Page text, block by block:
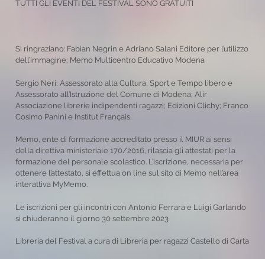
TUTTI GLI EVENTI DEL FESTIVAL SONO GRATUITI
Si ringraziano: Fabian Negrin e Adriano Salani Editore per l’utilizzo
dell’immagine; Memo Multicentro Educativo Modena
Sergio Neri; Assessorato alla Cultura, Sport e Tempo libero e
Assessorato all’Istruzione del Comune di Modena; Alir
Associazione librerie indipendenti ragazzi; Edizioni Clichy; Franco
Cosimo Panini e Institut Français.
Memo, ente di formazione accreditato presso il MIUR ai sensi
della direttiva ministeriale 170/2016, rilascia gli attestati per la
formazione del personale scolastico. L’iscrizione, necessaria per
ottenere l’attestato, si effettua on line sul sito di Memo nell’area
interattiva MyMemo.
Le iscrizioni per gli incontri con Antonio Ferrara e Luigi Garlando
si chiuderanno il giorno 30 settembre 2023
Libreria del Festival a cura di Libreria per ragazzi Castello di Carta